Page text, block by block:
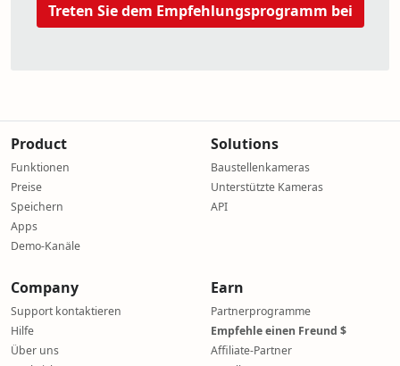
Treten Sie dem Empfehlungsprogramm bei
Product
Funktionen
Preise
Speichern
Apps
Demo-Kanäle
Solutions
Baustellenkameras
Unterstützte Kameras
API
Company
Support kontaktieren
Hilfe
Über uns
Earn
Partnerprogramme
Empfehle einen Freund $
Affiliate-Partner